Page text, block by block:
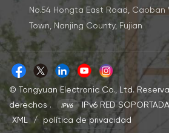
No.54 Hongta East Road, Caoban
Town, Nanjing County, Fujian
© Tongyuan Electronic Co., Ltd.
derechos .
IPv6 RED SOPORTADA
XML
/ política de privacidad